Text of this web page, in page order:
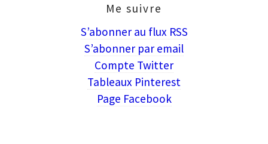
Me suivre
S’abonner au flux RSS
S’abonner par email
Compte Twitter
Tableaux Pinterest
Page Facebook